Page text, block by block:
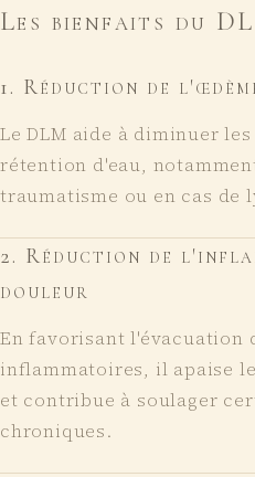
Les bienfaits du
1. Réduction de
Le DLM aide à diminuer
rétention d'eau,
traumatisme ou en cas de
2. Réduction de
douleur
En favorisant l'évacuation
inflammatoires, il apaise
et contribue à soulager
chroniques.